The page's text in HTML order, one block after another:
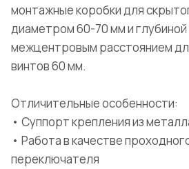
монтажные коробки для
диаметром 60-70 мм и
межцентровым расстоянием
винтов 60 мм.
Отличительные особенности:
• Суппорт крепления из
• Работа в качестве
переключателя